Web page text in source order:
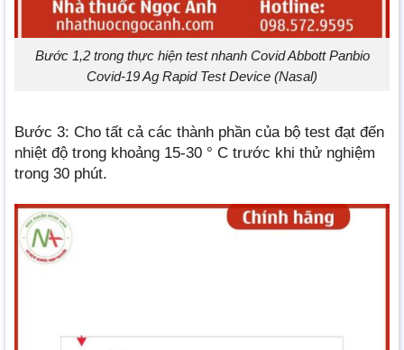
Bước 1,2 trong thực hiện test nhanh Covid Abbott Panbio
Covid-19 Ag Rapid Test Device (Nasal)
Bước 3: Cho tất cả các thành phần của bộ test đạt đến
nhiệt độ trong khoảng 15-30 ° C trước khi thử nghiệm
trong 30 phút.